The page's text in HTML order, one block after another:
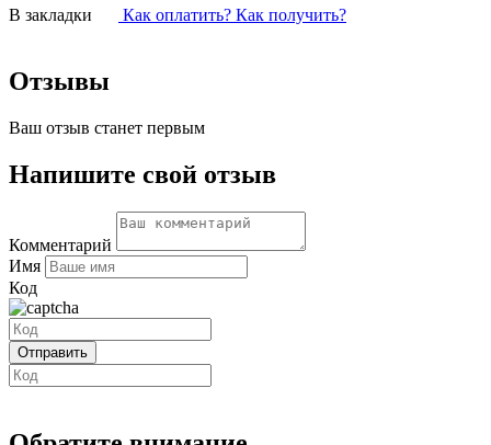
В закладки Как оплатить? Как получить?
Отзывы
Ваш отзыв станет первым
Напишите свой отзыв
Комментарий
Имя
Код